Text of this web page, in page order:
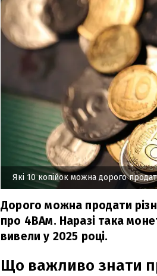
Які 10 копійок можна дорого
Дорого можна продати
про 4ВАм. Наразі така
вивели у 2025 році.
Що важливо знати